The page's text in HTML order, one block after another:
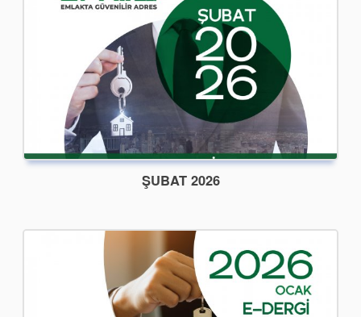
ŞUBAT 2026